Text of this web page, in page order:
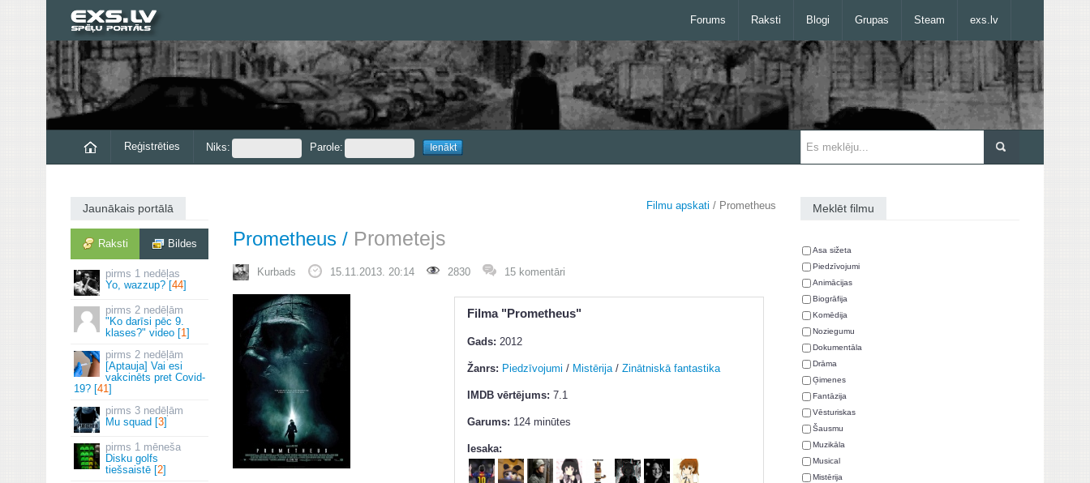
Forums Raksti Blogi Grupas Steam exs.lv
Reģistrēties Niks: Parole:
Jaunākais portālā
Raksti Bildes
1 nedēļas
Yo, wazzup? [44]
2 nedēļām
"Ko darīsi pēc 9.
klases?" video [1]
2 nedēļām
[Aptauja] Vai esi
vakcinēts pret Covid-
19? [41]
3 nedēļām
Mu squad [3]
1 mēneša
Disku golfs
tiešsaistē [2]
Filmu apskati / Prometheus
Prometheus / Prometejs
Kurbads 15.11.2013. 20:14 2830 15 komentāri
Filma "Prometheus"
Gads: 2012
Žanrs: Piedzīvojumi / Mistērija / Zinātniskā fantastika
IMDB vērtējums: 7.1
Garums: 124 minūtes
Iesaka:
Meklēt filmu
Asa sižeta
Piedzīvojumi
Animācijas
Biogrāfija
Komēdija
Noziegumu
Dokumentāla
Drāma
Ģimenes
Fantāzija
Vēsturiskas
Šausmu
Muzikāla
Musical
Mistērija